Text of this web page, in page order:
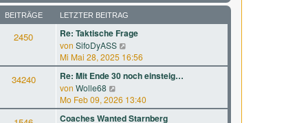
g
i
t
r
a
g
e
r
e
i
t
r
a
g
e
s
t
e
r
B
e
i
t
r
BEITRÄGE LETZTER BEITRAG
2450 Re: Taktische Frage
von SifoDyASS
e
u
e
t
e
Mi Mai 28, 2025 16:56
34240 Re: Mit Ende 30 noch einsteig…
von Wolle68
e
u
Mo Feb 09, 2026 13:40
Coaches Wanted Starnberg